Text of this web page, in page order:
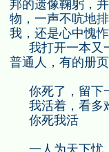
邦的遗像鞠躬，
物，一声不吭地
我，还是心中愧
我打开一本又
普通人，有的册
你死了，留下
我活着，看多
你死我活
一人为天下忧